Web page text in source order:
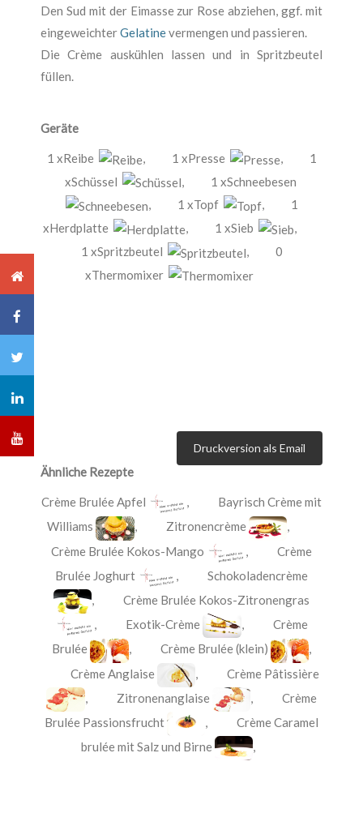
Den Sud mit der Eimasse zur Rose abziehen, ggf. mit
eingeweichterGelatinevermengen und passieren.
Die Crème auskühlen lassen und in Spritzbeutel
füllen.
Geräte
1 xReibe , 1 xPresse ,
1
xSchüssel
,
1 xSchneebesen
,
1 xTopf ,
1
xHerdplatte
, 1 xSieb
,
1 xSpritzbeutel
,
0
xThermomixer
Druckversion als Email
Ähnliche Rezepte
Crème Brulée Apfel , Bayrisch Crème mit
Williams
, Zitronencrème
,
Crème Brulée Kokos-Mango
, Crème
Brulée Joghurt
,Schokoladencrème
,Crème Brulée Kokos-Zitronengras
, Exotik-Crème , Crème
Brulée
, Crème Brulée (klein)
,
Crème Anglaise
,Crème Pâtissière
, Zitronenanglaise ,Crème
Brulée Passionsfrucht
,Crème Caramel
brulée mit Salz und Birne
,